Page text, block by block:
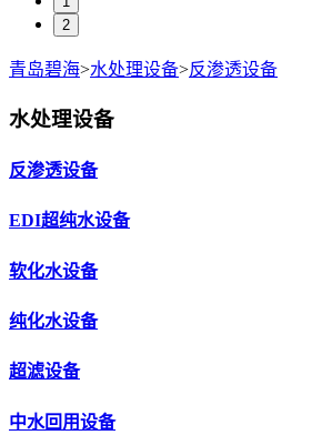
2
青岛碧海>水处理设备>反渗透设备
水处理设备
反渗透设备
EDI超纯水设备
软化水设备
纯化水设备
超滤设备
中水回用设备